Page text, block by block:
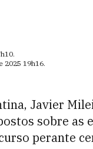
.
2025 19h16.
Javier
sobre as
perante